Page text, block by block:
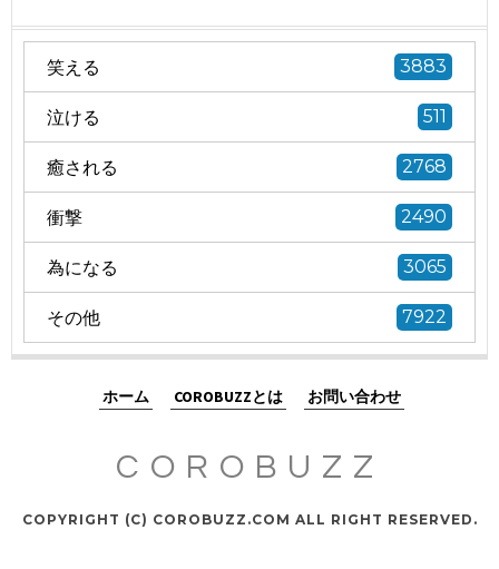
笑える 3883
泣ける 511
癒される 2768
衝撃 2490
為になる 3065
その他 7922
ホーム COROBUZZとは お問い合わせ
COROBUZZ
COPYRIGHT (C) COROBUZZ.COM ALL RIGHT RESERVED.